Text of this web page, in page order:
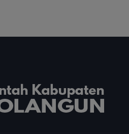
Harapan untuk